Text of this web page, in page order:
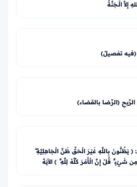
﴿ يَظُنُّونَ بِاللَّهِ غَيْرَ الْحَقِّ ظَنَّ الْجَاهِلِيَّةِ
شَيْءٍ ۗ قُلْ إِنَّ الْأَمْرَ كُلَّهُ لِلَّهِ ۗ ﴾ الآيَةَ